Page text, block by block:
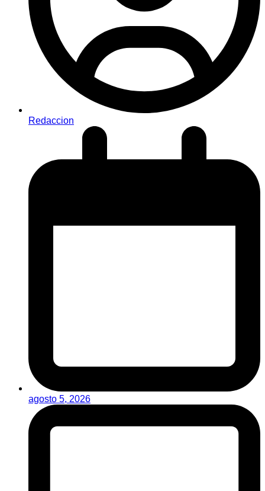
Redaccion
agosto 5, 2026